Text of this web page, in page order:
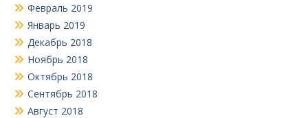
Февраль 2019
Январь 2019
Декабрь 2018
Ноябрь 2018
Октябрь 2018
Сентябрь 2018
Август 2018